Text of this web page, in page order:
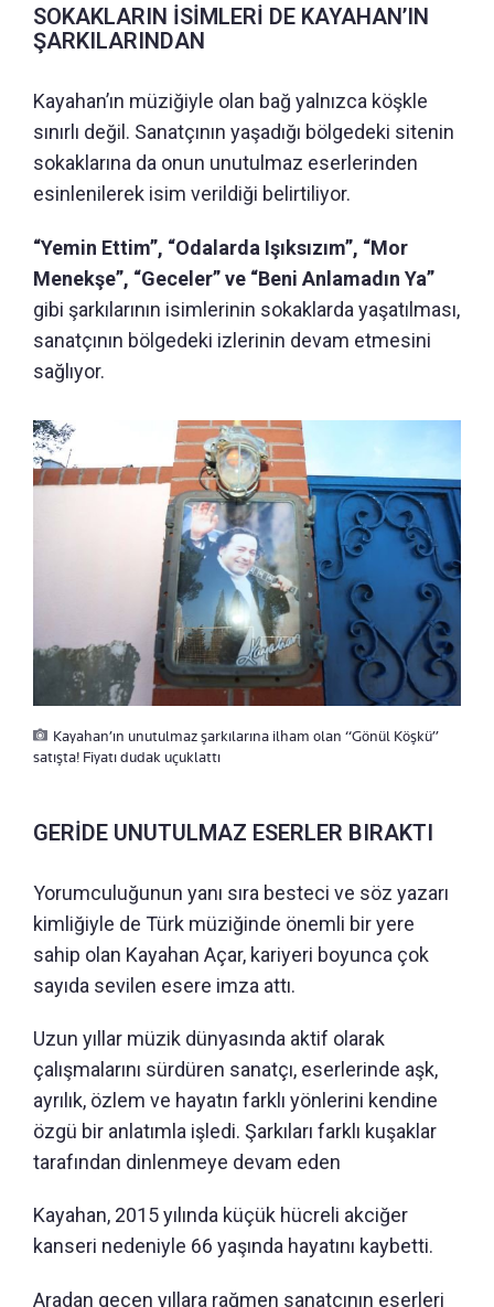
SOKAKLARIN İSİMLERİ DE KAYAHAN’IN
ŞARKILARINDAN
Kayahan’ın müziğiyle olan bağ yalnızca köşkle
sınırlı değil. Sanatçının yaşadığı bölgedeki sitenin
sokaklarına da onun unutulmaz eserlerinden
esinlenilerek isim verildiği belirtiliyor.
“Yemin Ettim”, “Odalarda Işıksızım”, “Mor
Menekşe”, “Geceler” ve “Beni Anlamadın Ya”
gibi şarkılarının isimlerinin sokaklarda yaşatılması,
sanatçının bölgedeki izlerinin devam etmesini
sağlıyor.
Kayahan’ın unutulmaz şarkılarına ilham olan “Gönül Köşkü”
satışta! Fiyatı dudak uçuklattı
GERİDE UNUTULMAZ ESERLER BIRAKTI
Yorumculuğunun yanı sıra besteci ve söz yazarı
kimliğiyle de Türk müziğinde önemli bir yere
sahip olan Kayahan Açar, kariyeri boyunca çok
sayıda sevilen esere imza attı.
Uzun yıllar müzik dünyasında aktif olarak
çalışmalarını sürdüren sanatçı, eserlerinde aşk,
ayrılık, özlem ve hayatın farklı yönlerini kendine
özgü bir anlatımla işledi. Şarkıları farklı kuşaklar
tarafından dinlenmeye devam eden
Kayahan, 2015 yılında küçük hücreli akciğer
kanseri nedeniyle 66 yaşında hayatını kaybetti.
Aradan geçen yıllara rağmen sanatçının eserleri